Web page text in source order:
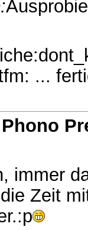
...
immer
Zeit